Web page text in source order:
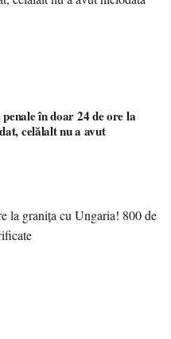
în doar 24 de ore la
celălalt nu a avut